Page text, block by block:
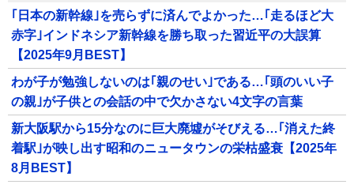
｢日本の新幹線｣を売らずに済んでよかった…｢走るほど大
赤字｣インドネシア新幹線を勝ち取った習近平の大誤算
【2025年9月BEST】
わが子が勉強しないのは｢親のせい｣である…｢頭のいい子
の親｣が子供との会話の中で欠かさない4文字の言葉
新大阪駅から15分なのに巨大廃墟がそびえる…｢消えた終
着駅｣が映し出す昭和のニュータウンの栄枯盛衰【2025年
8月BEST】